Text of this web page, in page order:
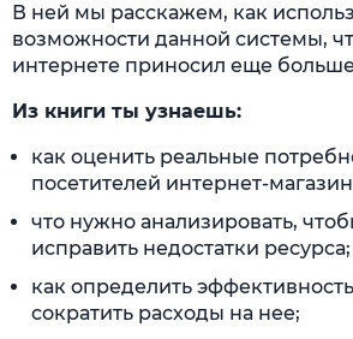
В ней мы расскажем, как
возможности данной системы,
интернете приносил еще
Из книги ты узнаешь:
как оценить реальные
посетителей интернет-
что нужно анализировать,
исправить недостатки ресурса;
как определить
сократить расходы на нее;